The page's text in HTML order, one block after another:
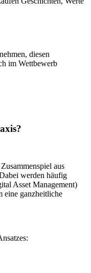
diesen
im Wettbewerb
aus
werden häufig
Asset Management)
eine ganzheitliche